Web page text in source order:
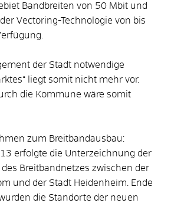
Bandbreiten von 50 Mbit und
Vectoring-Technologie von bis
der Stadt notwendige
liegt somit nicht mehr vor.
die Kommune wäre somit
zum Breitbandausbau:
erfolgte die Unterzeichnung der
Breitbandnetzes zwischen der
und der Stadt Heidenheim. Ende
die Standorte der neuen